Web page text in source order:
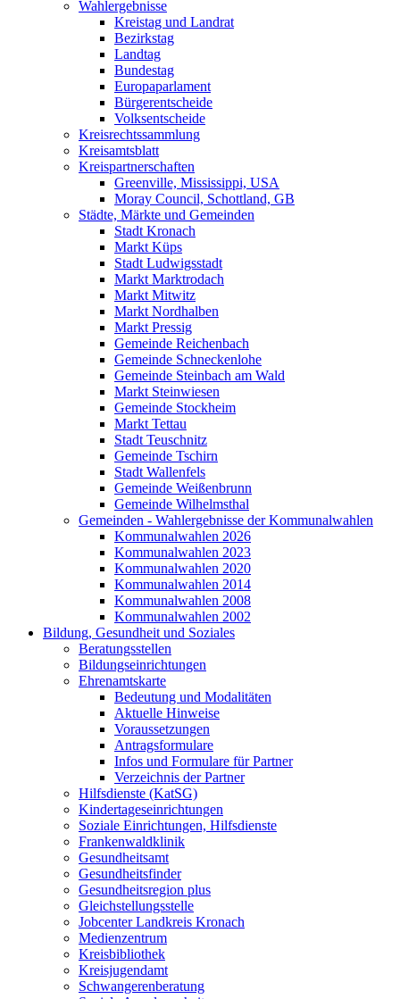
Wahlergebnisse
Kreistag und Landrat
Bezirkstag
Landtag
Bundestag
Europaparlament
Bürgerentscheide
Volksentscheide
Kreisrechtssammlung
Kreisamtsblatt
Kreispartnerschaften
Greenville, Mississippi, USA
Moray Council, Schottland, GB
Städte, Märkte und Gemeinden
Stadt Kronach
Markt Küps
Stadt Ludwigsstadt
Markt Marktrodach
Markt Mitwitz
Markt Nordhalben
Markt Pressig
Gemeinde Reichenbach
Gemeinde Schneckenlohe
Gemeinde Steinbach am Wald
Markt Steinwiesen
Gemeinde Stockheim
Markt Tettau
Stadt Teuschnitz
Gemeinde Tschirn
Stadt Wallenfels
Gemeinde Weißenbrunn
Gemeinde Wilhelmsthal
Gemeinden - Wahlergebnisse der Kommunalwahlen
Kommunalwahlen 2026
Kommunalwahlen 2023
Kommunalwahlen 2020
Kommunalwahlen 2014
Kommunalwahlen 2008
Kommunalwahlen 2002
Bildung, Gesundheit und Soziales
Beratungsstellen
Bildungseinrichtungen
Ehrenamtskarte
Bedeutung und Modalitäten
Aktuelle Hinweise
Voraussetzungen
Antragsformulare
Infos und Formulare für Partner
Verzeichnis der Partner
Hilfsdienste (KatSG)
Kindertageseinrichtungen
Soziale Einrichtungen, Hilfsdienste
Frankenwaldklinik
Gesundheitsamt
Gesundheitsfinder
Gesundheitsregion plus
Gleichstellungsstelle
Jobcenter Landkreis Kronach
Medienzentrum
Kreisbibliothek
Kreisjugendamt
Schwangerenberatung